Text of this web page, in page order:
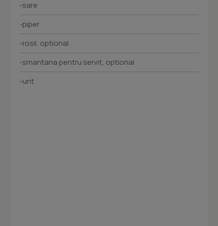
-sare
-piper
-rosii, optional
-smantana pentru servit, optional
-unt